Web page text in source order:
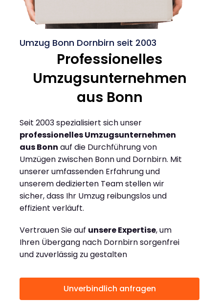
Umzug Bonn Dornbirn seit 2003
Professionelles
Umzugsunternehmen
aus Bonn
Seit 2003 spezialisiert sich unser
professionelles Umzugsunternehmen
aus Bonn auf die Durchführung von
Umzügen zwischen Bonn und Dornbirn. Mit
unserer umfassenden Erfahrung und
unserem dedizierten Team stellen wir
sicher, dass Ihr Umzug reibungslos und
effizient verläuft.
Vertrauen Sie auf unsere Expertise, um
Ihren Übergang nach Dornbirn sorgenfrei
und zuverlässig zu gestalten
Unverbindlich anfragen